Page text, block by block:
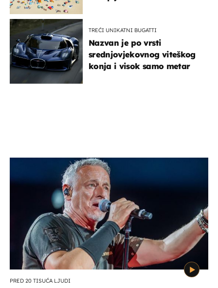
TREĆI UNIKATNI BUGATTI
Nazvan je po vrsti
srednjovjekovnog viteškog
konja i visok samo metar
PRED 20 TISUĆA LJUDI